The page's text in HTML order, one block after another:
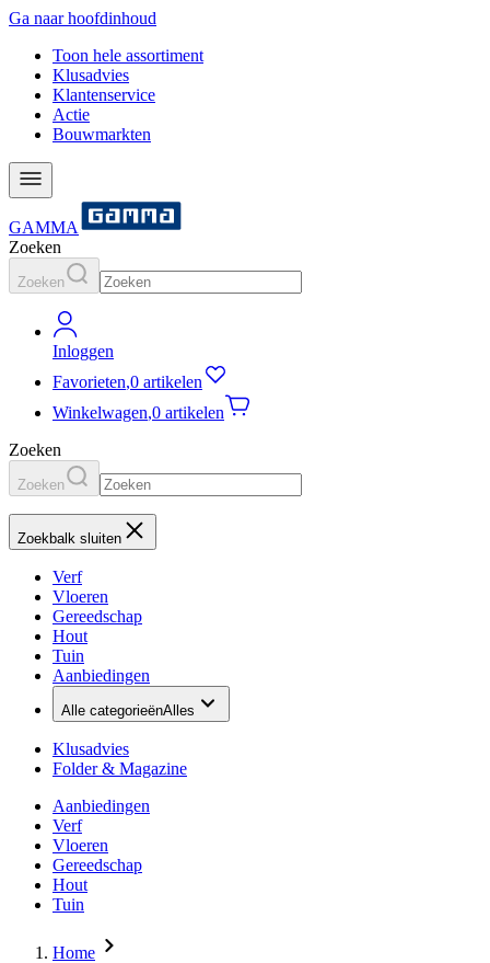
Ga naar hoofdinhoud
Toon hele assortiment
Klusadvies
Klantenservice
Actie
Bouwmarkten
GAMMA
Zoeken
Zoeken
Inloggen
Favorieten,0 artikelen
Winkelwagen,0 artikelen
Zoeken
Zoeken
Zoekbalk sluiten
Verf
Vloeren
Gereedschap
Hout
Tuin
Aanbiedingen
Alle categorieënAlles
Klusadvies
Folder & Magazine
Aanbiedingen
Verf
Vloeren
Gereedschap
Hout
Tuin
Home